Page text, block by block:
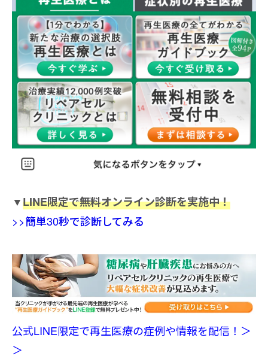
▼LINE限定で無料オンライン診断を実施中！
>>簡単30秒で診断してみる
公式LINE限定で再生医療の症例や情報を配信！＞
＞